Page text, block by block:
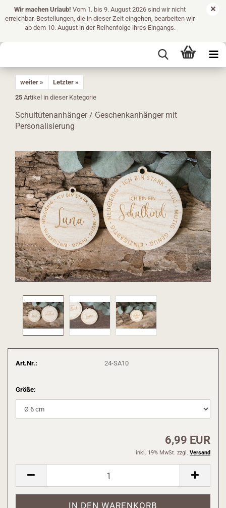
Wir machen Urlaub! Vom 1. bis 9. August 2026 sind wir nicht
erreichbar. Bestellungen, die in dieser Zeit eingehen, bearbeiten wir
ab dem 10. August in der Reihenfolge ihres Eingangs.
weiter »
Letzter »
25 Artikel in dieser Kategorie
Schultütenanhänger / Geschenkanhänger mit
Personalisierung
Art.Nr.: 24-SA10
Größe:
6,99 EUR
inkl. 19% MwSt. zzgl. Versand